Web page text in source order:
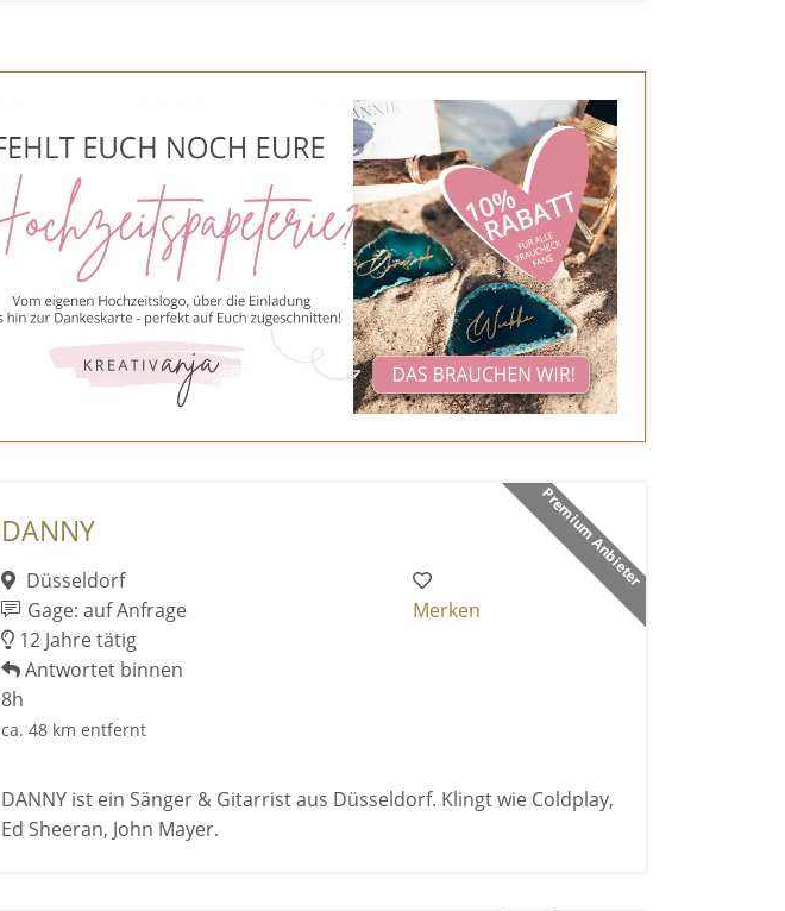
Premium Anbieter
DANNY
Düsseldorf
Gage: auf Anfrage
12 Jahre tätig
Antwortet binnen
8h
ca. 48 km entfernt
Merken
DANNY ist ein Sänger & Gitarrist aus Düsseldorf. Klingt wie Coldplay,
Ed Sheeran, John Mayer.